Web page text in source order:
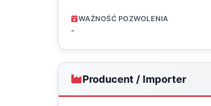
WAŻNOŚĆ POZWOLENIA
-
Producent / Importer